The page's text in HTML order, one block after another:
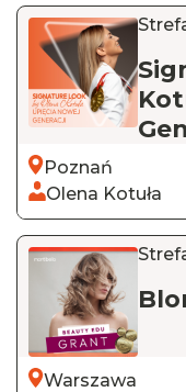
Poznań
Olena Kotuła
Warszawa